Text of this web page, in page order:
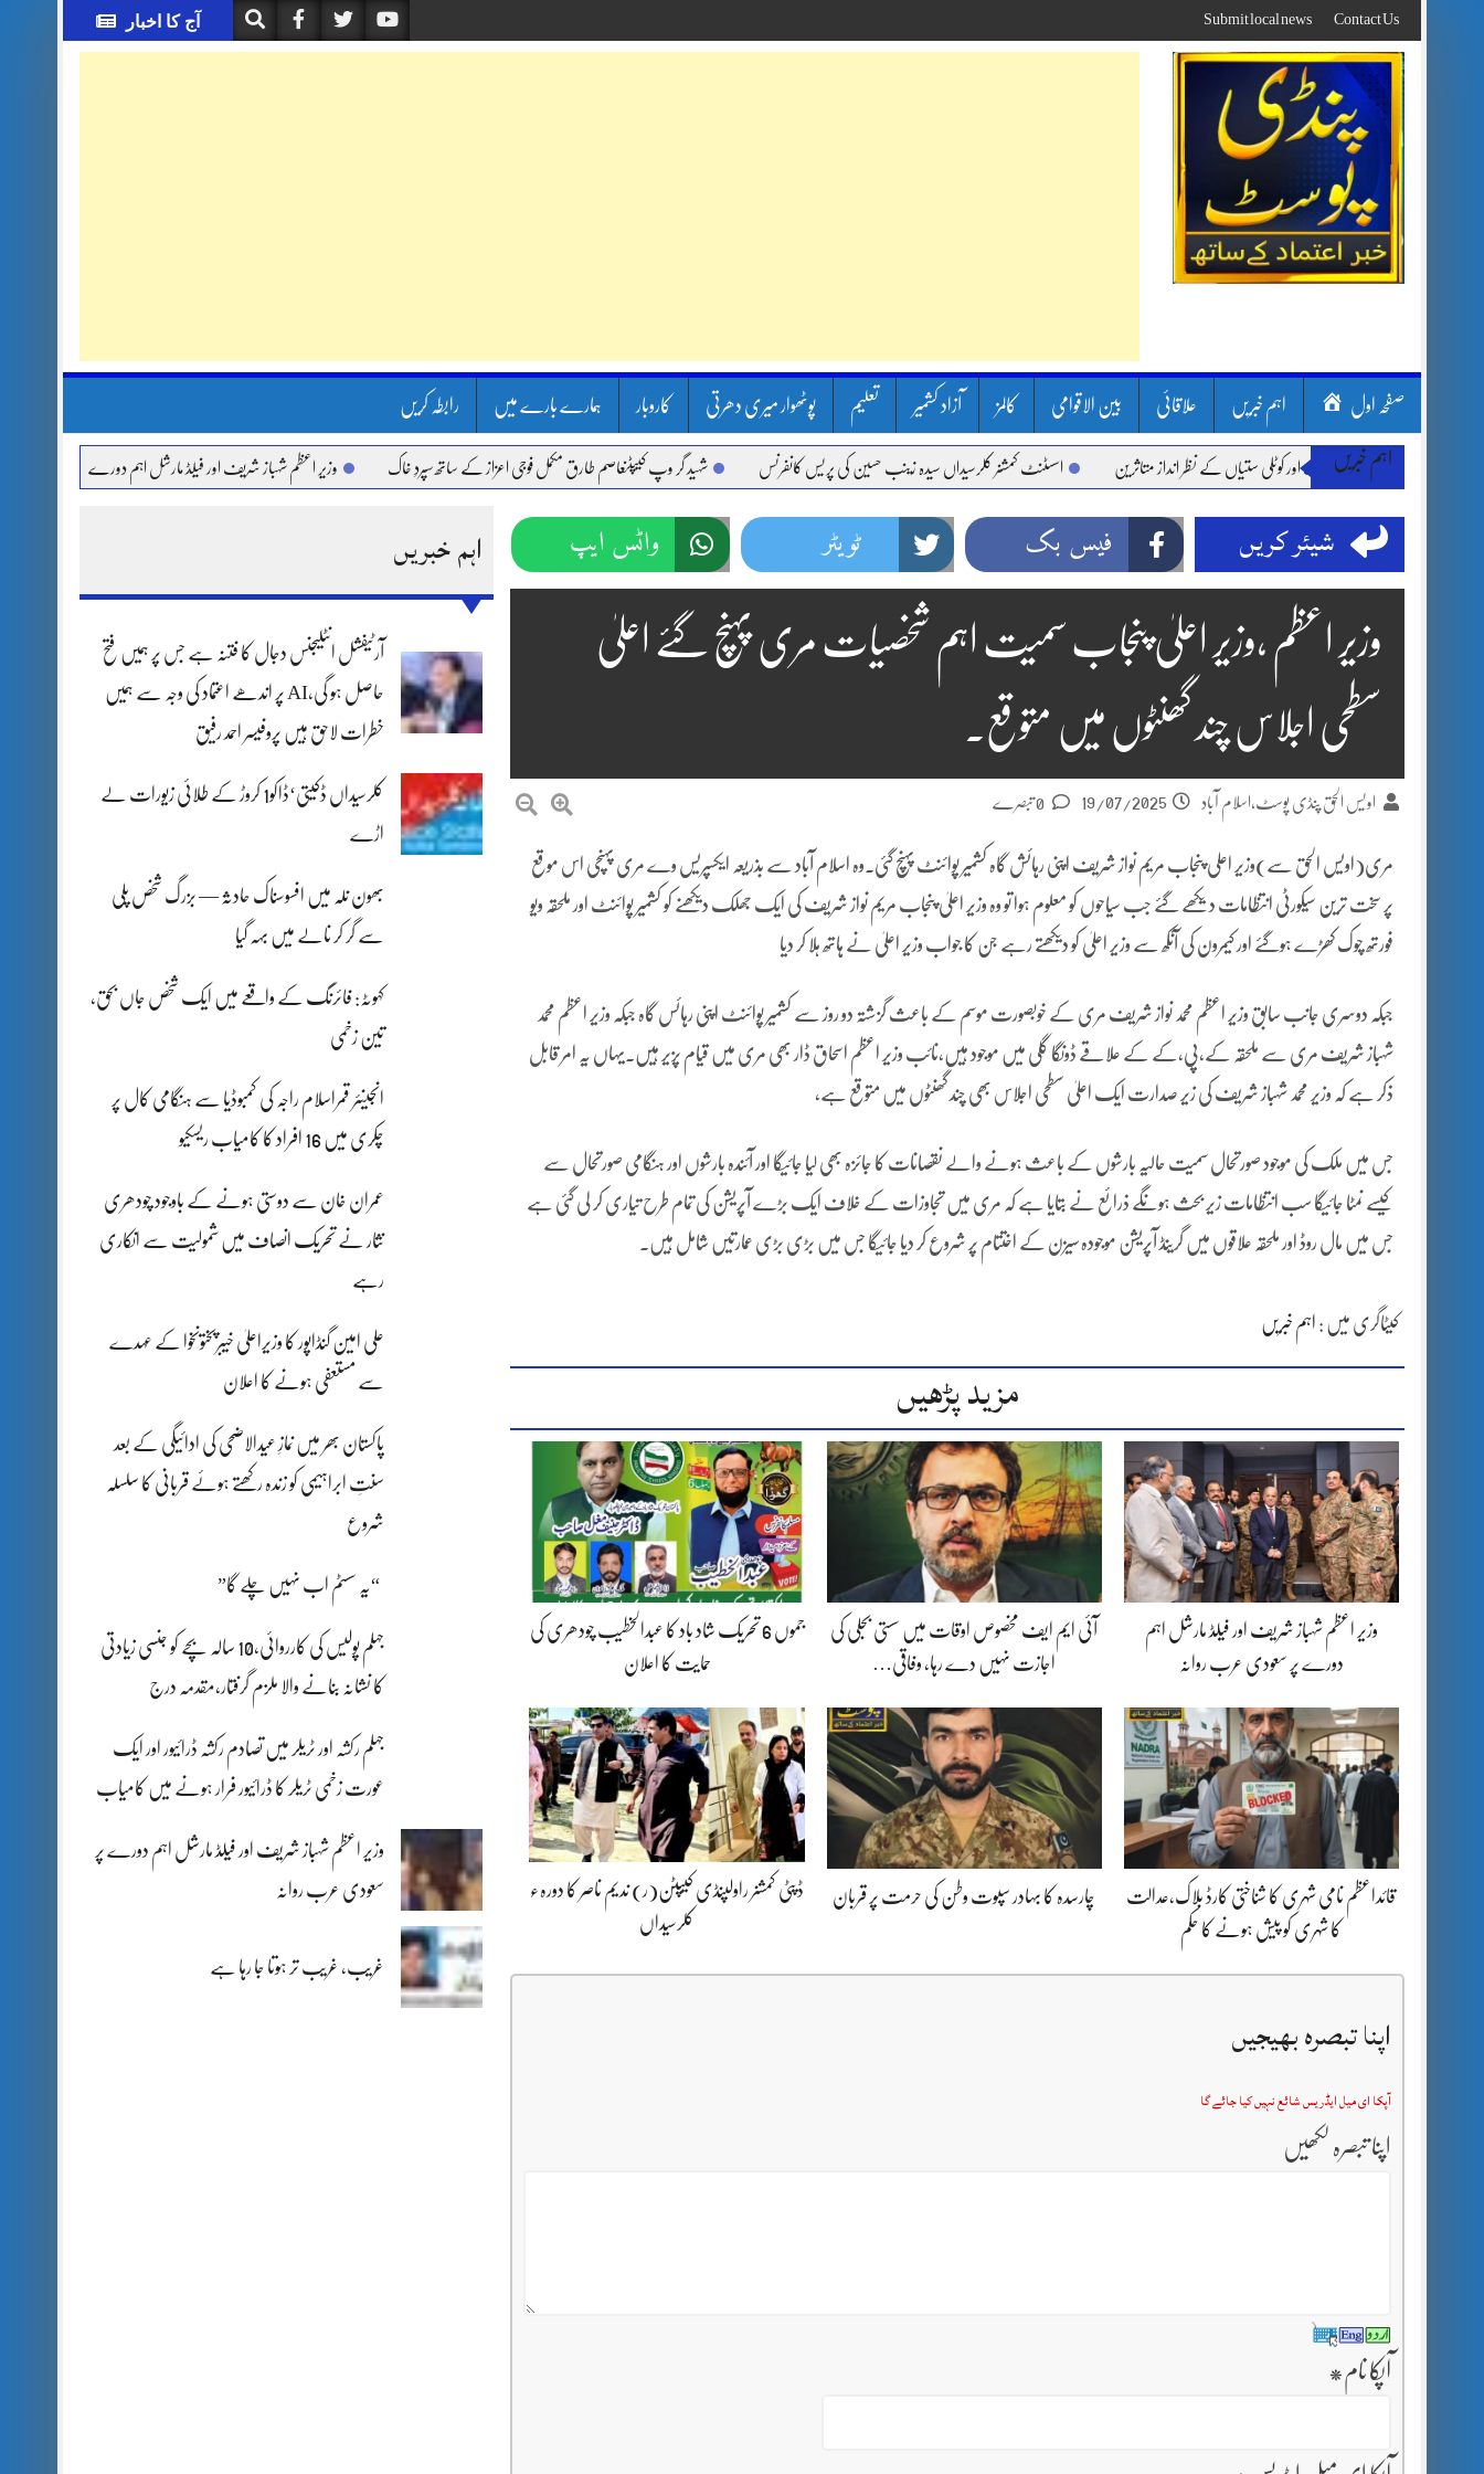
to
content
آج کا اخبار Contact Us
Submit local news
صفحہ اول اہم خبریں علاقائی بین الاقوامی کالمز آزاد کشمیر تعلیم پوٹھوار میری دھرتی کاروبار ہمارے بارے میں رابطہ کریں
اہم خبریں
بارشیں، لینڈ سلائیڈنگ اور کوٹلی ستیاں کے نظر انداز متاثرین اسسٹنٹ کمشنر کلرسیداں سیدہ زینب حسین کی پریس کانفرنس شہید گر وپ کیپٹنعاصم طارق مکمل فوجی اعزاز کے ساتھ سپردِ خاک وزیر اعظم شہباز شریف اور فیلڈ مارشل اہم دورے پر سعودی عرب روانہ
اہم خبریں
آرٹیفشل انٹلیجنس دجال کا فتنہ ہے جس پر ہمیں فتح
حاصل ہو گی،AI پر اندھے اعتماد کی وجہ سے ہمیں
خطرات لاحق ہیں پروفیسر احمد رفیق
کلرسیداں ڈکیتی‘ڈاکو1 کروڑ کے طلائی زیورات لے
اڑے
بھون نلہ میں افسوسناک حادثہ — بزرگ شخص پلی
سے گر کر نالے میں بہہ گیا
کہوٹہ: فائرنگ کے واقعے میں ایک شخص جاں بحق،
تین زخمی
انجینئر قمراسلام راجہ کی کمبوڈیا سے ہنگامی کال پر
چکری میں 16 افراد کا کامیاب ریسکیو
عمران خان سے دوستی ہونے کے باوجود چودھری
نثار نے تحریک انصاف میں شمولیت سے انکاری
رہے
علی امین گنڈاپور کا وزیراعلیٰ خیبرپختونخوا کے عہدے
سے مستعفی ہونے کا اعلان
پاکستان بھر میں نمازِ عیدالاضحی کی ادائیگی کے بعد
سنتِ ابراہیمی کو زندہ رکھتے ہوئے قربانی کا سلسلہ
شروع
“یہ سسٹم اب نہیں چلے گا”
جہلم پولیس کی کارروائی،10 سالہ بچے کو جنسی زیادتی
کا نشانہ بنانے والا ملزم گرفتار،مقدمہ درج
جہلم رکشہ اور ٹریلر میں تصادم رکشہ ڈرائیور اور ایک
عورت زخمی ٹریلر کا ڈرائیور فرار ہونے میں کامیاب
وزیر اعظم شہباز شریف اور فیلڈ مارشل اہم دورے پر
سعودی عرب روانہ
غریب، غریب تر ہوتا جا رہا ہے
شیئر کریں فیس بک ٹویٹر واٹس ایپ
وزیر اعظم ،وزیر اعلیٰ پنجاب سمیت اہم شخصیات مری پہنچ گئے اعلیٰ
سطحی اجلاس چند گھنٹوں میں متوقع۔
اویس الحق پنڈی پوسٹ،اسلام آباد 19/07/2025
مری(اویس الحق سے)وزیر اعلی پنجاب مریم نواز شریف اپنی رہائش گاہ کشمیر پوائنٹ پہنچ گئی۔وہ اسلام آباد سے بذریعہ ایکسپریس وے مری پہنچی اس موقع
پر سخت ترین سیکورٹی انتظامات دیکھے گئے جب سیاحوں کو معلوم ہوا تو وہ وزیر اعلیٰ پنجاب مریم نواز شریف کی ایک جھلک دیکھنے کو کشمیر پوائنٹ اور ملحقہ ویو
فورتھ چوک کھڑے ہوگئے اور کیمرون کی آنکھ سے وزیر اعلیٰ کو دیکھتے رہے جن کا جواب وزیر اعلیٰ نے ہاتھ ہلا کر دیا
جبکہ دوسری جانب سابق وزیر اعظم محمد نواز شریف مری کے خوبصورت موسم کے باعث گزشتہ دو روز سے کشمیر پوائنٹ اپنی رہائس گاہ جبکہ وزیر اعظم محمد
شہباز شریف مری سے ملحقہ کے،پی،کے کے علاقے ڈونگا گلی میں موجود ہیں،نائب وزیر اعظم اسحاق ڈار بھی مری میں قیام پزیر ہیں۔یہاں یہ امر قابل
ذکر ہے کہ وزیر محمد شہباز شریف کی زیر صدارت ایک اعلیٰ سطحی اجلاس بھی چند گھنٹوں میں متوقع ہے،
جس میں ملک کی موجود صورتحال سمیت حالیہ بارشوں کے باعث ہونے والے نقصانات کا جائزہ بھی لیا جائیگا اور آئندہ بارشوں اور ہنگامی صورتحال سے
کیسے نمٹا جائیگا سب انتظامات زیر بحث ہونگے ذرائع نے بتایا ہے کہ مری میں تجاوزات کے خلاف ایک بڑے آپریشن کی تمام طرح تیاری کر لی گئی ہے
جس میں مال روڈ اور ملحقہ علاقوں میں گرینڈ آپریشن موجودہ سیزن کے اختتام پر شروع کر دیا جائیگا جس میں بڑی بڑی عمارتیں شامل ہیں۔
کیٹاگری میں : اہم خبریں
مزید پڑھیں
وزیر اعظم شہباز شریف اور فیلڈ مارشل اہم
دورے پر سعودی عرب روانہ
آئی ایم ایف مخصوص اوقات میں سستی بجلی کی
اجازت نہیں دے رہا، وفاقی…
جموں 6 تحریک شاد باد کا عبدالخطیب چودھری کی
حمایت کا اعلان
قائداعظم نامی شہری کا شناختی کارڈ بلاک،عدالت
کا شہری کو پیش ہونے کا حکم
چارسدہ کا بہادر سپوت وطن کی حرمت پر قربان
ڈپٹی کمشنر راولپنڈی کیپٹن(ر) ندیم ناصر کا دورہء
کلرسیداں
اپنا تبصرہ بھیجیں
آپکا ای میل ایڈریس شائع نہیں کیا جائے گا
اپنا تبصرہ لکھیں
آپکا نام *